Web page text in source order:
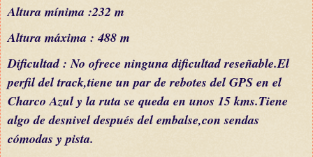
Altura mínima :232 m
Altura máxima : 488 m
Dificultad :No ofrece ninguna dificultad reseñable.El
perfil deltrack,tiene un par de rebotes del GPS en el
Charco Azul y la ruta se queda en unos 15 kms.Tiene
algo de desniveldespués del embalse,con sendas
cómodas y pista.